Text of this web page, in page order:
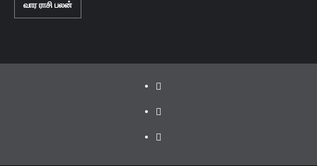
வார ராசி பலன்
Facebook
Twitter
Youtube